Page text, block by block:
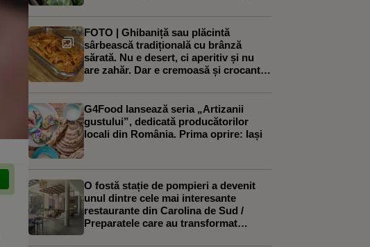
n-o să le culeg”
FOTO | Ghibaniță sau plăcintă
sârbească tradițională cu brânză
sărată. Nu e desert, ci aperitiv și nu
are zahăr. Dar e cremoasă și crocantă
G4Food lansează seria „Artizanii
gustului”, dedicată producătorilor
locali din România. Prima oprire: Iași
O fostă stație de pompieri a devenit
unul dintre cele mai interesante
restaurante din Carolina de Sud /
Preparatele care au transformat